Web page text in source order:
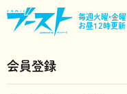
毎週火曜•金曜
お昼12時更新
会員登録